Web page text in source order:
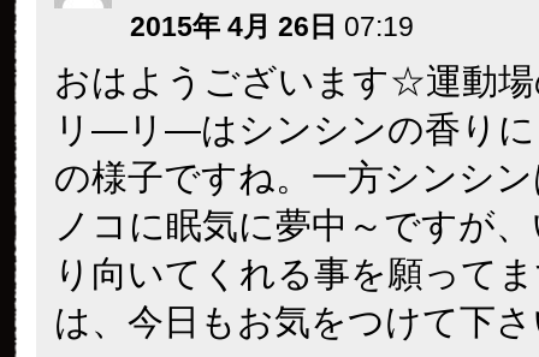
2015年 4月 26日 07:19
おはようございます☆運動
リ―リ―はシンシンの香り
の様子ですね。一方シンシ
ノコに眠気に夢中～ですが
り向いてくれる事を願って
は、今日もお気をつけて下